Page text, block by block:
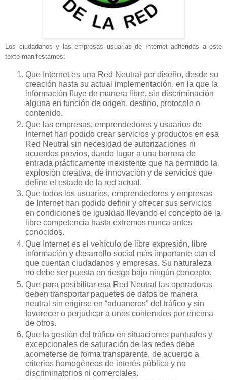
Los ciudadanos y las empresas usuarias de Internet adheridas a este
texto manifestamos:
Que Internet es una Red Neutral por diseño, desde su
creación hasta su actual implementación, en la que la
información fluye de manera libre, sin discriminación
alguna en función de origen, destino, protocolo o
contenido.
Que las empresas, emprendedores y usuarios de
Internet han podido crear servicios y productos en esa
Red Neutral sin necesidad de autorizaciones ni
acuerdos previos, dando lugar a una barrera de
entrada prácticamente inexistente que ha permitido la
explosión creativa, de innovación y de servicios que
define el estado de la red actual.
Que todos los usuarios, emprendedores y empresas
de Internet han podido definir y ofrecer sus servicios
en condiciones de igualdad llevando el concepto de la
libre competencia hasta extremos nunca antes
conocidos.
Que Internet es el vehículo de libre expresión, libre
información y desarrollo social más importante con el
que cuentan ciudadanos y empresas. Su naturaleza
no debe ser puesta en riesgo bajo ningún concepto.
Que para posibilitar esa Red Neutral las operadoras
deben transportar paquetes de datos de manera
neutral sin erigirse en “aduaneros” del tráfico y sin
favorecer o perjudicar a unos contenidos por encima
de otros.
Que la gestión del tráfico en situaciones puntuales y
excepcionales de saturación de las redes debe
acometerse de forma transparente, de acuerdo a
criterios homogéneos de interés público y no
discriminatorios ni comerciales.